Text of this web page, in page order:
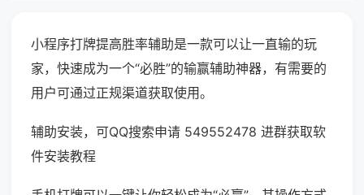
小程序打牌提高胜率辅助是一款可以让一直输的玩
家，快速成为一个“必胜”的输赢辅助神器，有需要的
用户可通过正规渠道获取使用。
辅助安装，可QQ搜索申请 549552478 进群获取软
件安装教程